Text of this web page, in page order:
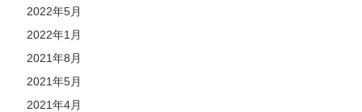
2022年5月
2022年1月
2021年8月
2021年5月
2021年4月